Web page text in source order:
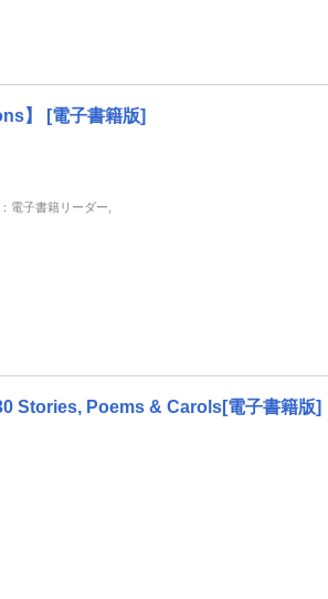
】 [電子書籍版]
電子書籍リーダー,
Stories, Poems & Carols[電子書籍版]